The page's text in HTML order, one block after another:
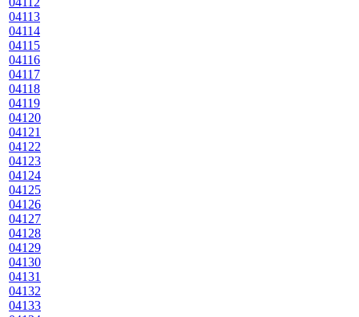
04113
04114
04115
04116
04117
04118
04119
04120
04121
04122
04123
04124
04125
04126
04127
04128
04129
04130
04131
04132
04133